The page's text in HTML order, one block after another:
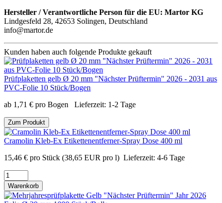
Hersteller / Verantwortliche Person für die EU: Martor KG
Lindgesfeld 28, 42653 Solingen, Deutschland
info@martor.de
Kunden haben auch folgende Produkte gekauft
Prüfplaketten gelb Ø 20 mm "Nächster Prüftermin" 2026 - 2031 aus
PVC-Folie 10 Stück/Bogen
ab 1,71 € pro Bogen Lieferzeit: 1-2 Tage
Zum Produkt
Cramolin Kleb-Ex Etikettenentferner-Spray Dose 400 ml
15,46 € pro Stück (38,65 EUR pro l) Lieferzeit: 4-6 Tage
Warenkorb